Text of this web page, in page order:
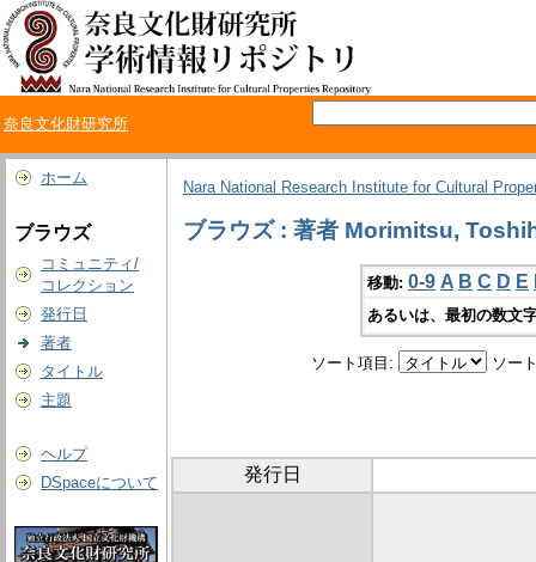
奈良文化財研究所
ホーム
ブラウズ
コミュニティ/
コレクション
発行日
著者
タイトル
主題
ヘルプ
DSpaceについて
Nara National Research Institute for Cultural
ブラウズ : 著者 Morimitsu,
移動: 0-9 A B C D E
あるいは、最初の数文
ソート項目: ソー
発行日